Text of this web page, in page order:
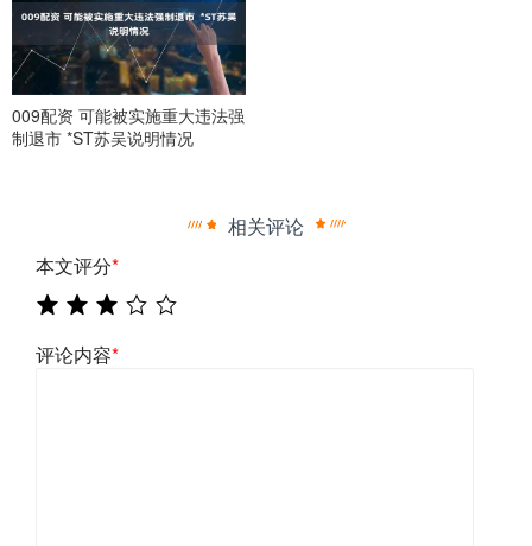
009配资 可能被实施重大违法强
制退市 *ST苏吴说明情况
相关评论
本文评分*
评论内容*